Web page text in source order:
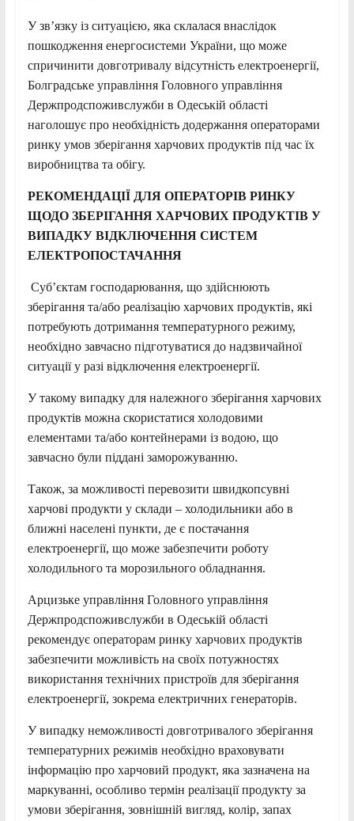
У зв’язку із ситуацією, яка склалася внаслідок
пошкодження енергосистеми України, що може
спричинити довготривалу відсутність електроенергії,
Болградське управління Головного управління
Держпродспоживслужби в Одеській області
наголошує про необхідність додержання операторами
ринку умов зберігання харчових продуктів під час їх
виробництва та обігу.
РЕКОМЕНДАЦІЇ ДЛЯ ОПЕРАТОРІВ РИНКУ
ЩОДО ЗБЕРІГАННЯ ХАРЧОВИХ ПРОДУКТІВ У
ВИПАДКУ ВІДКЛЮЧЕННЯ СИСТЕМ
ЕЛЕКТРОПОСТАЧАННЯ
Суб’єктам господарювання, що здійснюють
зберігання та/або реалізацію харчових продуктів, які
потребують дотримання температурного режиму,
необхідно завчасно підготуватися до надзвичайної
ситуації у разі відключення електроенергії.
У такому випадку для належного зберігання харчових
продуктів можна скористатися холодовими
елементами та/або контейнерами із водою, що
завчасно були піддані заморожуванню.
Також, за можливості перевозити швидкопсувні
харчові продукти у склади – холодильники або в
ближні населені пункти, де є постачання
електроенергії, що може забезпечити роботу
холодильного та морозильного обладнання.
Арцизьке управління Головного управління
Держпродспоживслужби в Одеській області
рекомендує операторам ринку харчових продуктів
забезпечити можливість на своїх потужностях
використання технічних пристроїв для зберігання
електроенергії, зокрема електричних генераторів.
У випадку неможливості довготривалого зберігання
температурних режимів необхідно враховувати
інформацію про харчовий продукт, яка зазначена на
маркуванні, особливо термін реалізації продукту за
умови зберігання, зовнішній вигляд, колір, запах